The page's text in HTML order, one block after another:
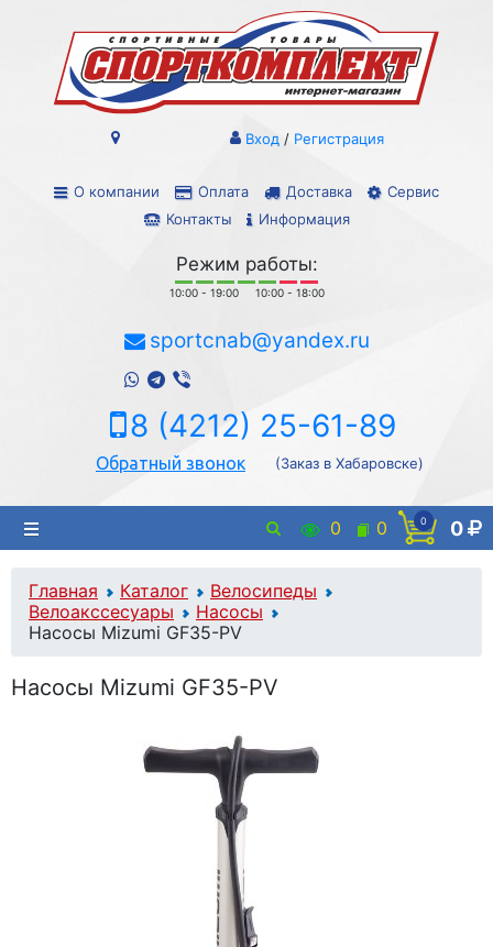
О компании Оплата Доставка
Сервис
Контакты
Информация
Вход / Регистрация
Режим работы:
10:00 - 19:00 10:00 - 18:00
sportcnab@yandex.ru
8 (4212) 25-61-89
Обратный звонок (Заказ в Хабаровске)
0 0 0 0
Главная Каталог
Велосипеды
Велоакссесуары
Насосы
Насосы Mizumi GF35-PV
Насосы Mizumi GF35-PV